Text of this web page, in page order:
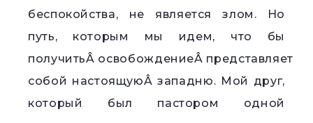
беспокойства, не является злом. Но
путь, которым мы идем, что бы
получитьÂ освобождениеÂ представляет
собой настоящуюÂ западню. Мой друг,
который был пастором одной